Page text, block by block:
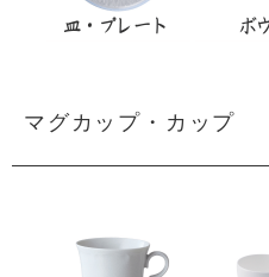
マグカップ・カップ